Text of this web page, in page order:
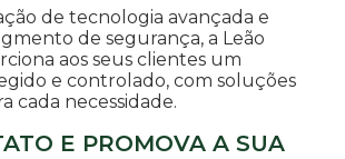
de tecnologia avançada e
de segurança, a Leão
aos seus clientes um
e controlado, com soluções
cada necessidade.
E PROMOVA A SUA